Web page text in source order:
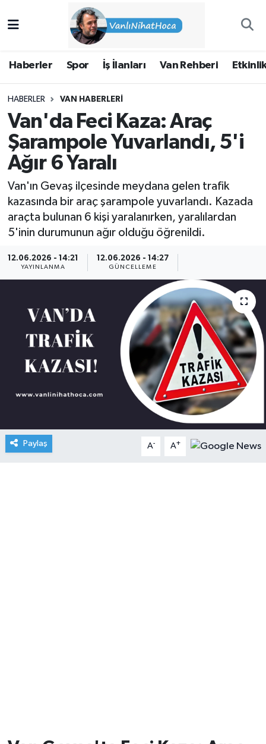
Haberler Spor İş İlanları Van Rehberi
HABERLER VAN HABERLERI
Van'da Feci Kaza: Araç
Şarampole Yuvarlandı, 5'i
Ağır 6 Yaralı
Van'ın Gevaş ilçesinde meydana gelen trafik
kazasında bir araç şarampole yuvarlandı. Kazada
araçta bulunan 6 kişi yaralanırken, yaralılardan
5'inin durumunun ağır olduğu öğrenildi.
12.06.2026 - 14:21
YAYINLANMA
12.06.2026 - 14:27
GÜNCELLEME
Paylaş A- A+
Van Rehberi
Etkinlikler
Köşe Yazıları
Hakkımda
İpekyolu Nöbetçi Eczaneler
Süper Lig Puan Durumu ve Fikstür
Tüm Manşetler
Son Dakika Haberleri
Haber Arşivi